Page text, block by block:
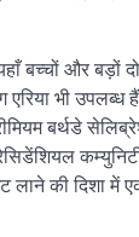
बच्चों और बड़ों
भी उपलब्ध
बर्थडे
की दिशा में